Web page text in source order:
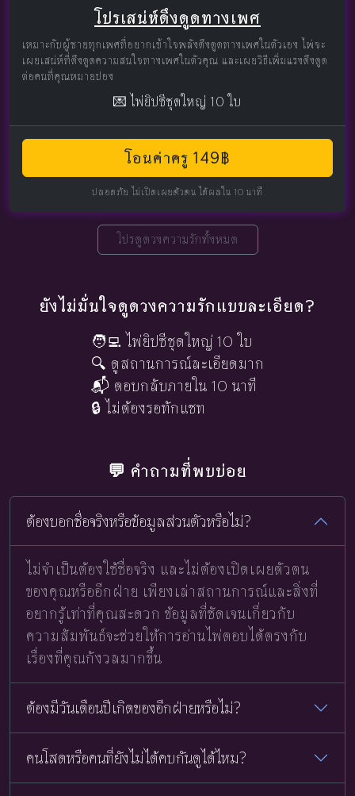
โปรเสน่ห์ดึงดูดทางเพศ
เหมาะกับผู้ชายทุกเพศที่อยากเข้าใจพลังดึงดูดทางเพศในตัวเอง ไพ่จะ
เผยเสน่ห์ที่ดึงดูดความสนใจทางเพศในตัวคุณ และเผยวิธีเพิ่มแรงดึงดูด
ต่อคนที่คุณหมายปอง
💌 ไพ่ยิปซีชุดใหญ่ 10 ใบ
โอนค่าครู 149฿
ปลอดภัย ไม่เปิดเผยตัวตน ได้ผลใน 10 นาที
โปรดูดวงความรักทั้งหมด
ยังไม่มั่นใจดูดวงความรักแบบละเอียด?
🧑‍💻 ไพ่ยิปซีชุดใหญ่ 10 ใบ
🔍 ดูสถานการณ์ละเอียดมาก
📬 ตอบกลับภายใน 10 นาที
🔒 ไม่ต้องรอทักแชท
💬 คำถามที่พบบ่อย
ต้องบอกชื่อจริงหรือข้อมูลส่วนตัวหรือไม่?
ไม่จำเป็นต้องใช้ชื่อจริง และไม่ต้องเปิดเผยตัวตน
ของคุณหรืออีกฝ่าย เพียงเล่าสถานการณ์และสิ่งที่
อยากรู้เท่าที่คุณสะดวก ข้อมูลที่ชัดเจนเกี่ยวกับ
ความสัมพันธ์จะช่วยให้การอ่านไพ่ตอบได้ตรงกับ
เรื่องที่คุณกังวลมากขึ้น
ต้องมีวันเดือนปีเกิดของอีกฝ่ายหรือไม่?
คนโสดหรือคนที่ยังไม่ได้คบกันดูได้ไหม?